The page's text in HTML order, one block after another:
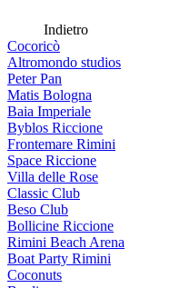
Indietro
Cocoricò
Altromondo studios
Peter Pan
Matis Bologna
Baia Imperiale
Byblos Riccione
Frontemare Rimini
Space Riccione
Villa delle Rose
Classic Club
Beso Club
Bollicine Riccione
Rimini Beach Arena
Boat Party Rimini
Coconuts